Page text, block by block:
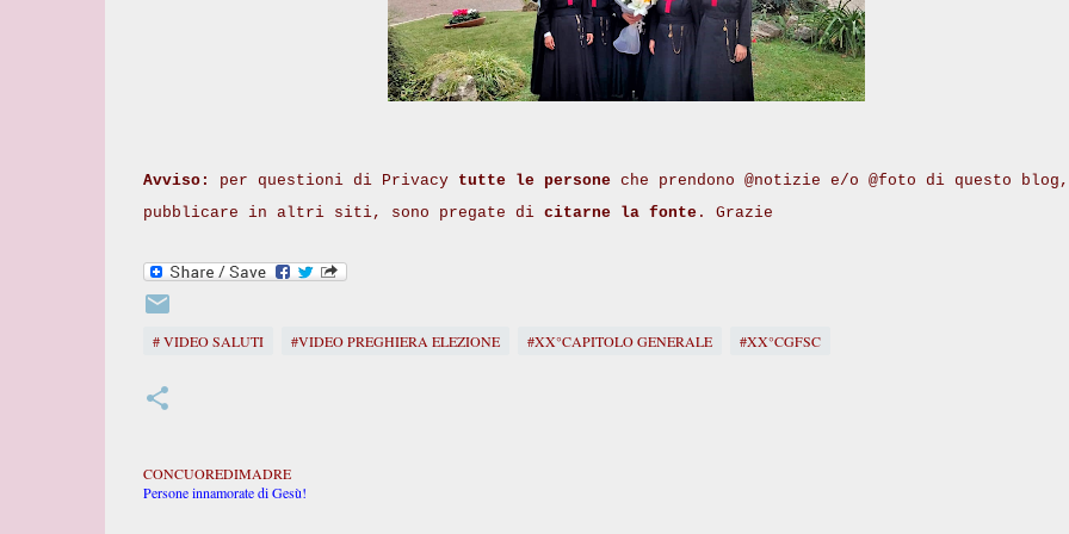
Avviso: per questioni di Privacy tutte le personeche prendono @notizie e/o @foto di questo
pubblicare in altri siti, sono pregate di citarne la fonte. Grazie
# VIDEO SALUTI #VIDEO PREGHIERA ELEZIONE #XX°CAPITOLO GENERALE #XX°CGFSC
CONCUOREDIMADRE
Persone innamorate di Gesù!